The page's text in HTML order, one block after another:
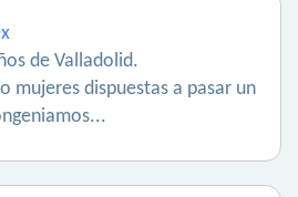
de Valladolid.
mujeres dispuestas a pasar un